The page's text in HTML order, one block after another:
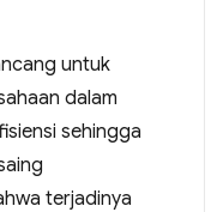
untuk
dalam
sehingga
terjadinya